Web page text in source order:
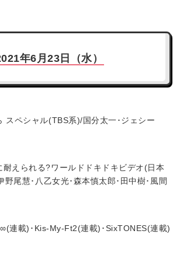
年6月23日（水）
スペシャル(TBS系)/国分太一･ジェシー
耐えられる?ワールドドキドキビデオ(日本
野尾慧･八乙女光･森本慎太郎･田中樹･風間
連載)･Kis-My-Ft2(連載)･SixTONES(連載)